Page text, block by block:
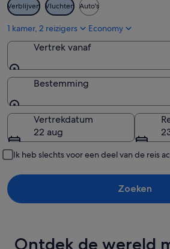
Saint Peter Basseterre
Saint Thomas Lowland
Trinity Palmetto Point
Verblijven Vluchten Auto's
1 kamer, 2 reizigers Economy
Vertrek vanaf
Vertrek vanaf
Bestemming
Bestemming
Vertrekdatum
22 aug
Ik heb slechts voor een deel van de reis
Zoeken
Ontdek de wereld